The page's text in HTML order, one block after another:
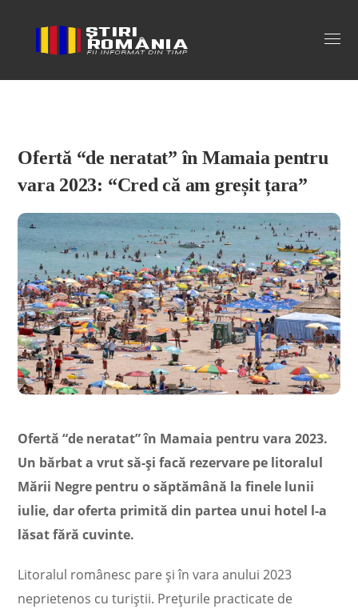
Stiri Romania
Ofertă “de neratat” în Mamaia pentru
vara 2023: “Cred că am greșit țara”
Ofertă “de neratat” în Mamaia pentru vara 2023.
Un bărbat a vrut să-și facă rezervare pe litoralul
Mării Negre pentru o săptămână la finele lunii
iulie, dar oferta primită din partea unui hotel l-a
lăsat fără cuvinte.
Litoralul românesc pare și în vara anului 2023
neprietenos cu turiștii. Prețurile practicate de